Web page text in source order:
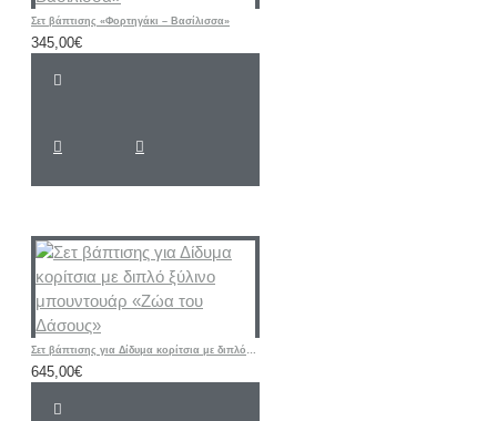
Σετ βάπτισης «Φορτηγάκι – Βασίλισσα»
345,00€
Σετ βάπτισης για Δίδυμα κορίτσια με διπλό ξύλινο μπουντουάρ «Ζώα του Δάσους»
645,00€